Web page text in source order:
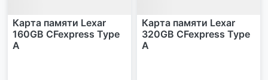
Карта памяти Lexar
160GB CFexpress Type
A
Карта памяти Lexar
320GB CFexpress Type
A